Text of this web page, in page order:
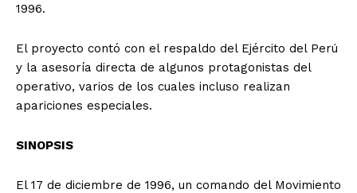
1996.
El proyecto contó con el respaldo del Ejército del Perú
y la asesoría directa de algunos protagonistas del
operativo, varios de los cuales incluso realizan
apariciones especiales.
SINOPSIS
El 17 de diciembre de 1996, un comando del Movimiento